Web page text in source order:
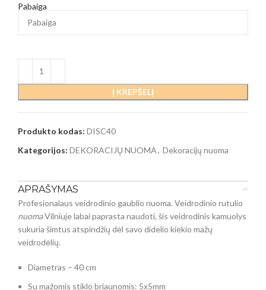
Pabaiga
Į KREPŠELĮ
Produkto kodas: DISC40
Kategorijos: DEKORACIJŲ NUOMA, Dekoracijų nuoma
APRAŠYMAS
Profesionalaus veidrodinio gaublio nuoma. Veidrodinio rutulio
nuomaVilniuje labai paprasta naudoti, šis veidrodinis kamuolys
sukuria šimtus atspindžių dėl savo didelio kiekio mažų
veidrodėlių.
Diametras – 40 cm
Su mažomis stiklo briaunomis: 5x5mm